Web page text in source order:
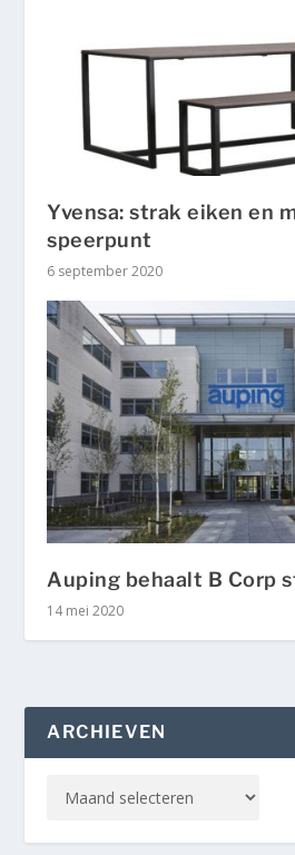
Yvensa: strak eiken en
speerpunt
6 september 2020
Auping behaalt B Corp
14 mei 2020
ARCHIEVEN